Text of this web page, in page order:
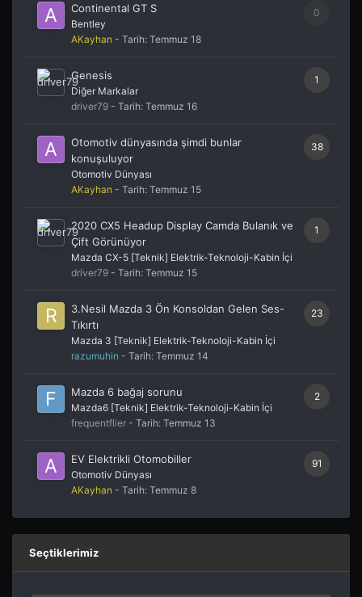
0
Continental GT S
Bentley
AKayhan - Tarih: Temmuz 18
1
Genesis
Diğer Markalar
driver79 - Tarih: Temmuz 16
38
Otomotiv dünyasında şimdi bunlar
konuşuluyor
Otomotiv Dünyası
AKayhan - Tarih: Temmuz 15
1
2020 CX5 Headup Display Camda Bulanık ve
Çift Görünüyor
Mazda CX-5 [Teknik] Elektrik-Teknoloji-Kabin İçi
driver79 - Tarih: Temmuz 15
23
3.Nesil Mazda 3 Ön Konsoldan Gelen Ses-
Tıkırtı
Mazda 3 [Teknik] Elektrik-Teknoloji-Kabin İçi
razumuhin - Tarih: Temmuz 14
2
Mazda 6 bağaj sorunu
Mazda6 [Teknik] Elektrik-Teknoloji-Kabin İçi
frequentflier - Tarih: Temmuz 13
91
EV Elektrikli Otomobiller
Otomotiv Dünyası
AKayhan - Tarih: Temmuz 8
Seçtiklerimiz